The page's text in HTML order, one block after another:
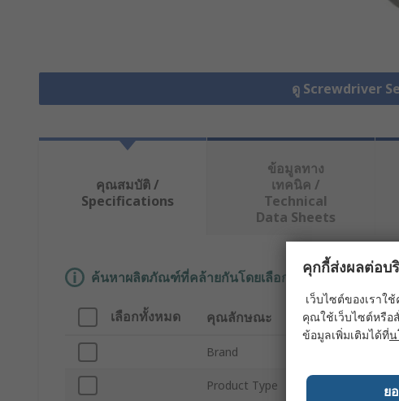
ดู Screwdriver
คุณสมบัติ /
Specifications
ข้อมูลทาง
เทคนิค /
Technical
Data Sheets
ค้นหาผลิตภัณฑ์ที่คล้ายกันโดยเลือกคุณลักษณะอย่างน้
เลือกทั้งหมด คุณลักษณะ ค่า
Brand
Product Type
คุกกี้ส่งผลต่อบ
เว็บไซต์ของเราใ
คุณใช้เว็บไซต์หรือ
ข้อมูลเพิ่มเติมได้ที่น
ย